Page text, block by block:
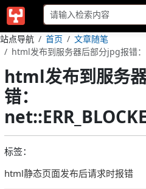
站点导航 首页
文章随笔
html发布到服务器后部分jpg报错：
html发布到服务
错：
标签：
html静态页面发布后请求时报错